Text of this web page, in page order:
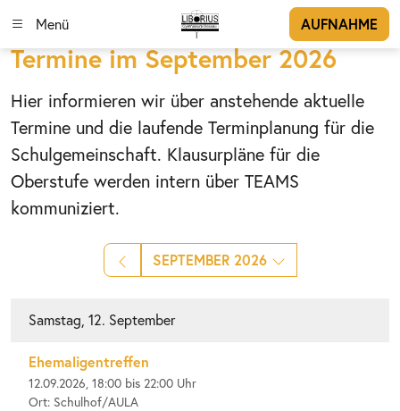
Menü AUFNAHME
Termine im September 2026
Hier informieren wir über anstehende aktuelle
Termine und die laufende Terminplanung für die
Schulgemeinschaft. Klausurpläne für die
Oberstufe werden intern über TEAMS
kommuniziert.
SEPTEMBER 2026
Samstag, 12. September
Ehemaligentreffen
12.09.2026, 18:00 bis 22:00 Uhr
Ort: Schulhof/AULA